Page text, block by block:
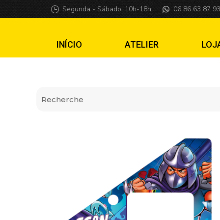
Insider pro
Segunda - Sábado: 10h-18h 06 86 63 87 93
INÍCIO ATELIER